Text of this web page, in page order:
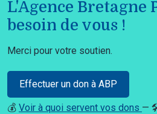
L'Agence Bretagne
besoin de vous !
Merci pour votre soutien.
Effectuer un don à ABP
💰 Voir à quoi servent vos dons —